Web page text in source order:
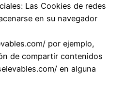
Las Cookies de redes
en su navegador
por ejemplo,
de compartir contenidos
en alguna